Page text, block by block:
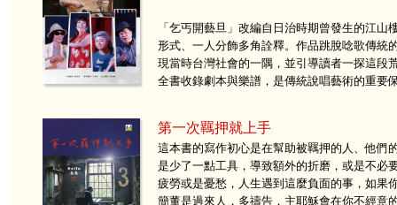
「乞丐開藝旦」改編自日治時期曾發生的江
形式、一人分飾多角詮釋。作品跳脫唸歌傳統
現當時台灣社會的一隅，並引導讀者一探這段
全書收錄劇本與樂譜，是傳統說唱藝術的重要
第一次羈押就上手
這本書的寫作初心是在幫助被羈押的人、他們
是少了一點工具，導致額外的折磨，或是不必
疲勞或是憂愁，人生遇到這麼負面的事，如果
簡董是過來人，多禱告，主耶穌會在你不經意